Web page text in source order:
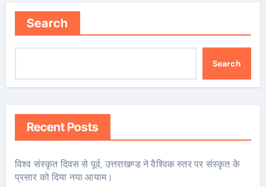
Search
Search
Recent Posts
विश्व संस्कृत दिवस से पूर्व, उत्तराखण्ड ने वैश्विक स्तर पर संस्कृत के
प्रसार को दिया नया आयाम।